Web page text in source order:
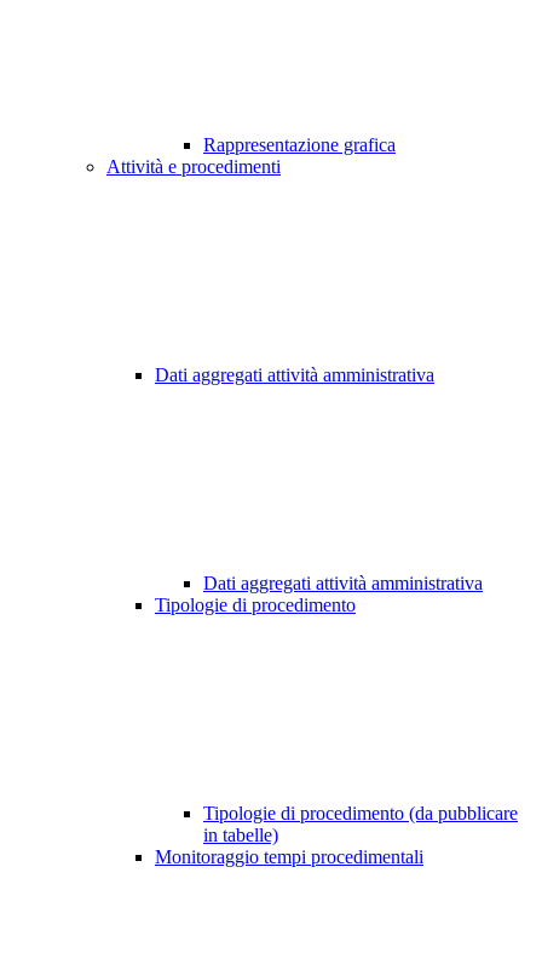
Rappresentazione grafica
Attività e procedimenti
Dati aggregati attività amministrativa
Dati aggregati attività amministrativa
Tipologie di procedimento
Tipologie di procedimento (da pubblicare
in tabelle)
Monitoraggio tempi procedimentali